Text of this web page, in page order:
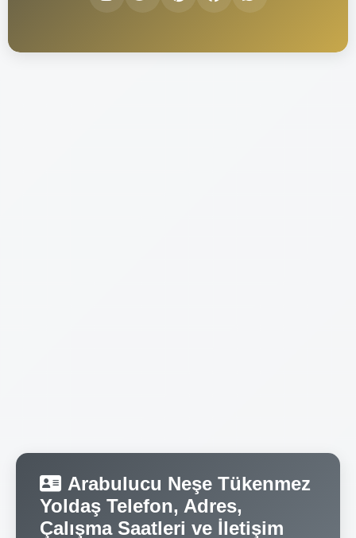
Arabulucu Neşe Tükenmez
Yoldaş Telefon, Adres,
Çalışma Saatleri ve İletişim